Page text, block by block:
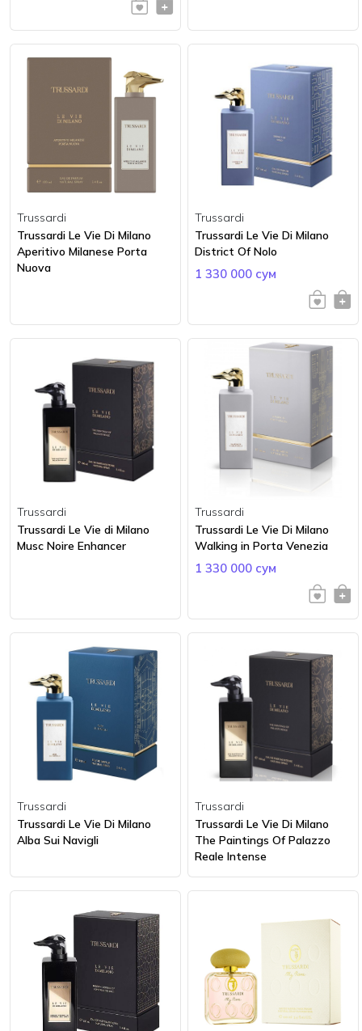
Trussardi
Trussardi Le Vie Di Milano
Aperitivo Milanese Porta
Nuova
Trussardi
Trussardi Le Vie Di Milano
District Of Nolo
1 330 000 сум
Trussardi
Trussardi Le Vie di Milano
Musc Noire Enhancer
Trussardi
Trussardi Le Vie Di Milano
Walking in Porta Venezia
1 330 000 сум
Trussardi
Trussardi Le Vie Di Milano
Alba Sui Navigli
Trussardi
Trussardi Le Vie Di Milano
The Paintings Of Palazzo
Reale Intense